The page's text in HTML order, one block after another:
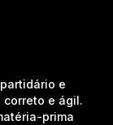
e
e ágil.
prima